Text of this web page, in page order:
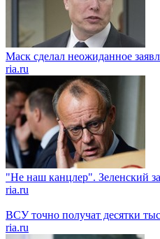
Маск сделал неожиданное
ria.ru
"Не наш канцлер". Зеленский
ria.ru
ВСУ точно получат десятки
ria.ru